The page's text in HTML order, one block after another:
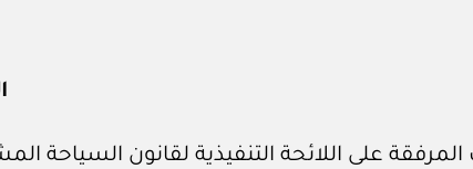
على اللائحة التنفيذية لقانون السياحة